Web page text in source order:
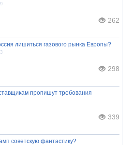
262
лишиться газового рынка Европы?
298
пропишут требования
339
советскую фантастику?